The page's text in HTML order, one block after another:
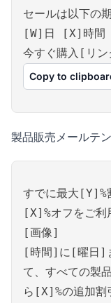
セールは以下の
[W]日 [X]時
今すぐ購入[リン
Copy to
製品販売メールテ
すでに最大[Y]%
[X]%オフをご利
[画像]
[時間]に[曜日]
て、すべての製
ら[X]%の追加割